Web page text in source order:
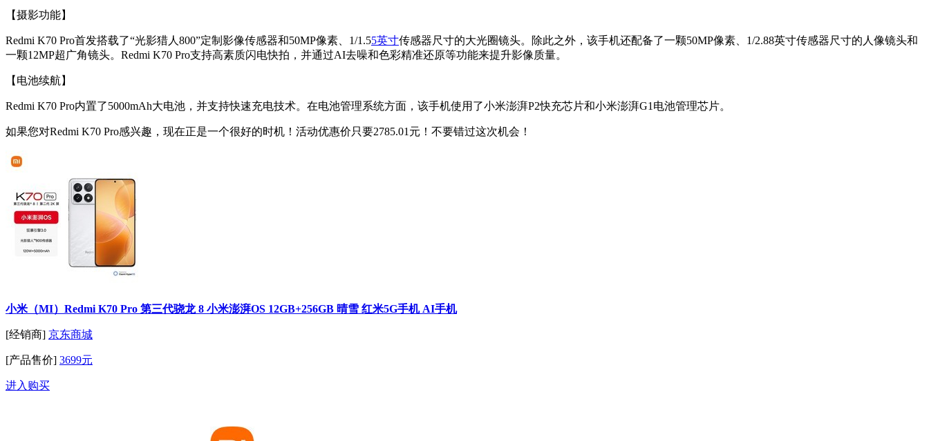
【摄影功能】
Redmi K70 Pro首发搭载了“光影猎人800”定制影像传感器和50MP像素、1/1.55英寸传感器尺寸的大光圈镜头。除此之外，该手机还配备了一颗50MP像素、1/2.88英寸传感器尺寸的人像镜头和
一颗12MP超广角镜头。Redmi K70 Pro支持高素质闪电快拍，并通过AI去噪和色彩精准还原等功能来提升影像质量。
【电池续航】
Redmi K70 Pro内置了5000mAh大电池，并支持快速充电技术。在电池管理系统方面，该手机使用了小米澎湃P2快充芯片和小米澎湃G1电池管理芯片。
如果您对Redmi K70 Pro感兴趣，现在正是一个很好的时机！活动优惠价只要2785.01元！不要错过这次机会！
小米（MI）Redmi K70 Pro 第三代骁龙 8 小米澎湃OS 12GB+256GB 晴雪 红米5G手机 AI手机
[经销商] 京东商城
[产品售价] 3699元
进入购买